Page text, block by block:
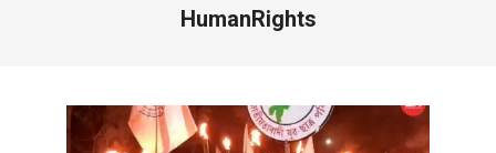
HumanRights